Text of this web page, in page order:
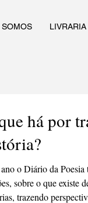
LIVRARIA
há por
o Diário da Poesia
sobre o que existe
trazendo